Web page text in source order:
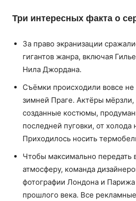
Три интересных факта о
За право экранизации
гигантов жанра, включая
Нила Джордана.
Съёмки происходили вовсе
зимней Праге. Актёры мёрзли,
созданные костюмы,
последней пуговки, от холода
Приходилось носить
Чтобы максимально передать
атмосферу, команда
фотографии Лондона и
прошлого века. Все